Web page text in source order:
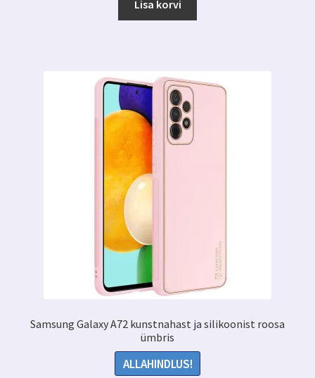
oli:
6.00 €. 2.99 €.
Lisa korvi
Samsung Galaxy A72 kunstnahast ja silikoonist roosa
ümbris
ALLAHINDLUS!